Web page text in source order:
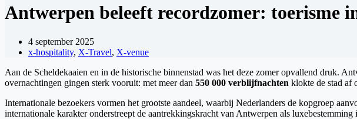
Antwerpen beleeft recordzomer: toerisme
4 september 2025
x-hospitality, X-Travel, X-venue
Aan de Scheldekaaien en in de historische binnenstad was het deze zomer opvallend druk.
overnachtingen gingen sterk vooruit: met meer dan 550 000 verblijfnachten klokte de stad af
Internationale bezoekers vormen het grootste aandeel, waarbij Nederlanders de kopgroep
internationale karakter onderstreept de aantrekkingskracht van Antwerpen als luxebestemming